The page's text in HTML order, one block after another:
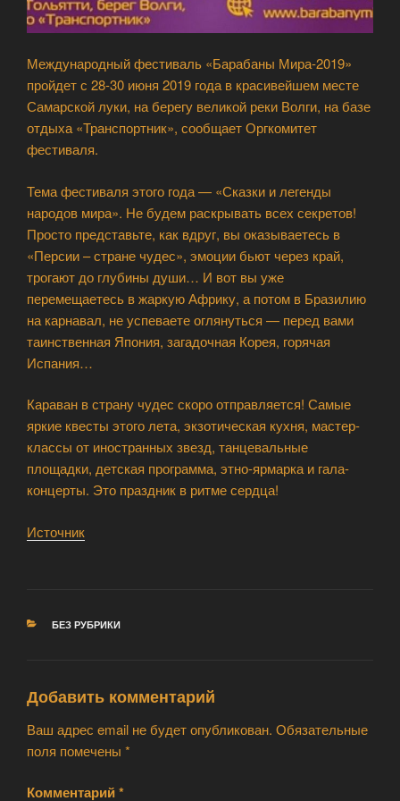
Международный фестиваль «Барабаны Мира-2019»
пройдет с 28-30 июня 2019 года в красивейшем месте
Самарской луки, на берегу великой реки Волги, на базе
отдыха «Транспортник», сообщает Оргкомитет
фестиваля.
Тема фестиваля этого года — «Сказки и легенды
народов мира». Не будем раскрывать всех секретов!
Просто представьте, как вдруг, вы оказываетесь в
«Персии – стране чудес», эмоции бьют через край,
трогают до глубины души… И вот вы уже
перемещаетесь в жаркую Африку, а потом в Бразилию
на карнавал, не успеваете оглянуться — перед вами
таинственная Япония, загадочная Корея, горячая
Испания…
Караван в страну чудес скоро отправляется! Самые
яркие квесты этого лета, экзотическая кухня, мастер-
классы от иностранных звезд, танцевальные
площадки, детская программа, этно-ярмарка и гала-
концерты. Это праздник в ритме сердца!
Источник
РУБРИКИ
БЕЗ РУБРИКИ
Добавить комментарий
Ваш адрес email не будет опубликован. Обязательные
поля помечены *
Комментарий*